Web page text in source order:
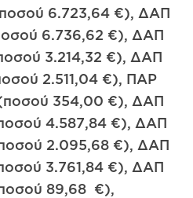
6.723,64 €), ΔΑΠ
6.736,62 €), ΔΑΠ
3.214,32 €), ΔΑΠ
2.511,04 €), ΠΑΡ
354,00 €), ΔΑΠ
4.587,84 €), ΔΑΠ
2.095,68 €), ΔΑΠ
3.761,84 €), ΔΑΠ
89,68 €),